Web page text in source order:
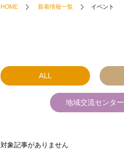
HOME 新着情報一覧 イベント
ALL
地域交流センター
対象記事がありません